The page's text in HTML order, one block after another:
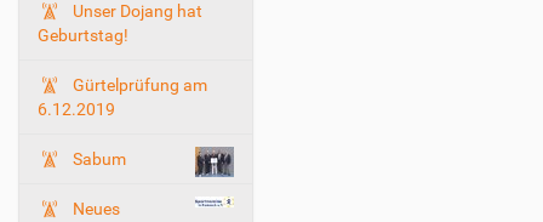
Unser Dojang hat
Geburtstag!
Gürtelprüfung am
6.12.2019
Sabum
Neues